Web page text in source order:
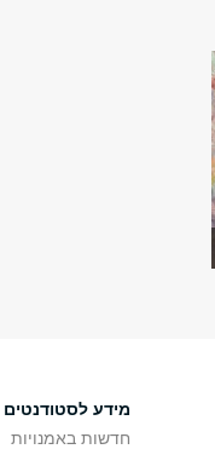
מידע לסטודנטים
חדשות באמנויות